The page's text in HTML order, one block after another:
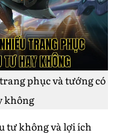
phục và tướng có
không
tư không và lợi ích